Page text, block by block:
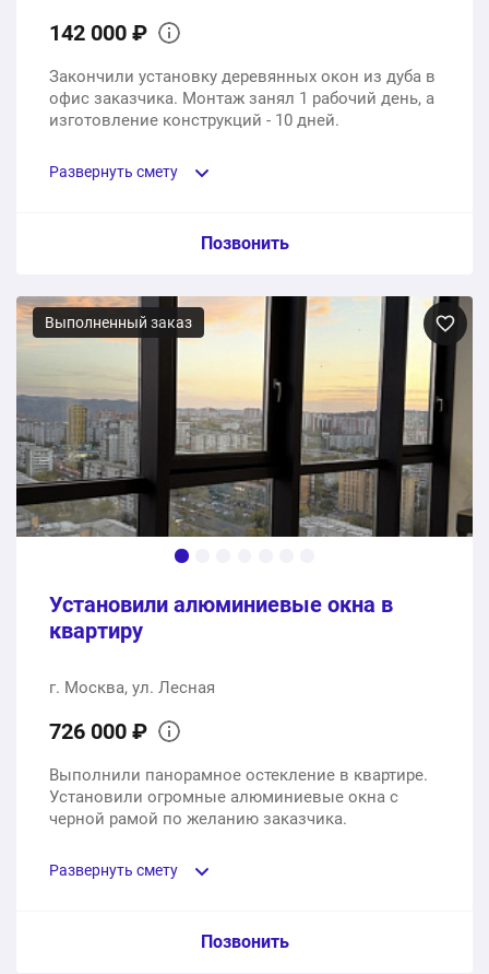
142 000 ₽
Закончили установку деревянных окон из дуба в
офис заказчика. Монтаж занял 1 рабочий день, а
изготовление конструкций - 10 дней.
Развернуть смету
Пункт сметы / Ед. изм. / Цена
Деревянные окна из дуба
3 шт. 142000 ₽
Монтаж
1 шт. 0 ₽
Общая стоимость: 142000 ₽
Позвонить
Выполненный заказ
Установили алюминиевые окна в
квартиру
г. Москва, ул. Лесная
726 000 ₽
Выполнили панорамное остекление в квартире.
Установили огромные алюминиевые окна с
черной рамой по желанию заказчика.
Развернуть смету
Пункт сметы / Ед. изм. / Цена
Позвонить